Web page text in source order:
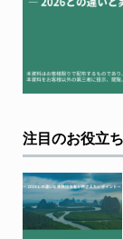
注目のお役立